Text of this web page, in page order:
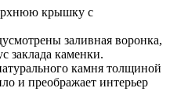
крышку с
заливная воронка,
заклада каменки.
камня толщиной
и преображает интерьер